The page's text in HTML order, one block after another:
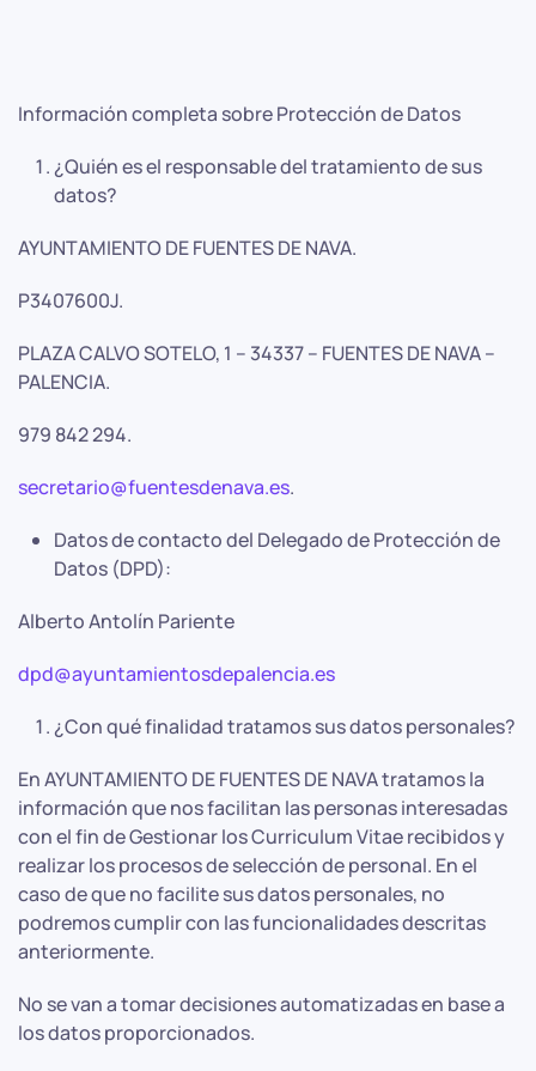
Información completa sobre Protección de Datos
¿Quién es el responsable del tratamiento de sus
datos?
AYUNTAMIENTO DE FUENTES DE NAVA.
P3407600J.
PLAZA CALVO SOTELO, 1 – 34337 – FUENTES DE NAVA –
PALENCIA.
979 842 294.
secretario@fuentesdenava.es.
Datos de contacto del Delegado de Protección de
Datos (DPD):
Alberto Antolín Pariente
dpd@ayuntamientosdepalencia.es
¿Con qué finalidad tratamos sus datos personales?
En AYUNTAMIENTO DE FUENTES DE NAVA tratamos la
información que nos facilitan las personas interesadas
con el fin de Gestionar los Curriculum Vitae recibidos y
realizar los procesos de selección de personal. En el
caso de que no facilite sus datos personales, no
podremos cumplir con las funcionalidades descritas
anteriormente.
No se van a tomar decisiones automatizadas en base a
los datos proporcionados.